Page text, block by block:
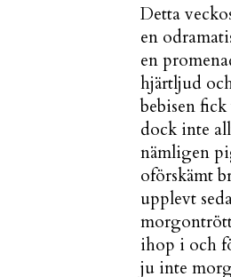
Detta
en
en
hjärtljud
bebisen
dock inte
nämligen
oförskämt
upplevt
ihop i och
ju inte